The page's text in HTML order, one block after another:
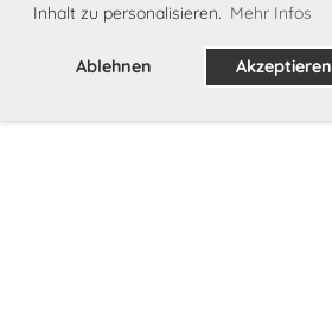
Inhalt zu personalisieren. Mehr Infos
Ablehnen Akzeptieren